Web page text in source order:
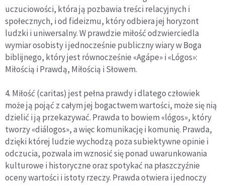
uczuciowości, która ją pozbawia treści relacyjnych i
społecznych, i od fideizmu, który odbiera jej horyzont
ludzki i uniwersalny. W prawdzie miłość odzwierciedla
wymiar osobisty i jednocześnie publiczny wiary w Boga
biblijnego, który jest równocześnie «Agápe» i «Lógos»:
Miłością i Prawdą, Miłością i Słowem.
4. Miłość (caritas) jest pełna prawdy i dlatego człowiek
może ją pojąć z całym jej bogactwem wartości, może się nią
dzielić i ją przekazywać. Prawda to bowiem «lógos», który
tworzy «diálogos», a więc komunikację i komunię. Prawda,
dzięki której ludzie wychodzą poza subiektywne opinie i
odczucia, pozwala im wznosić się ponad uwarunkowania
kulturowe i historyczne oraz spotykać na płaszczyźnie
oceny wartości i istoty rzeczy. Prawda otwiera i jednoczy